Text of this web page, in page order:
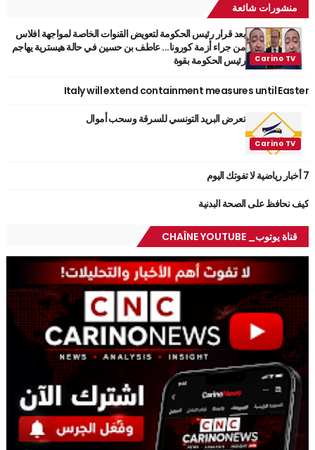
منشورات شائعة
بعد قرار رئيس الحكومة لتعويض القنوات الخاصة لمواجهة افلاس
من جراء أزمة كورونا... عاطف بن حسين في حالة هيسترية يهاجم
رئيس الحكومة بقوة
Italy will extend containment measures until Easter
تعرض البريد التونسي للسرقة وسحب أموال
7 أخبار رياضية لا تفوتك اليوم
كيف نحافظ على الصحة البدنية
قناة يوتوب_ CHAÎNE YOUTUBE